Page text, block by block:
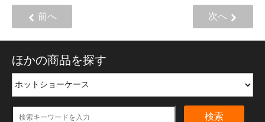
前へ 次へ
ほかの商品を探す
検索